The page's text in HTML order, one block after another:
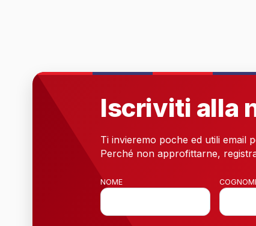
Iscriviti alla
Ti invieremo poche ed utili email
Perché non approfittarne,
NOME